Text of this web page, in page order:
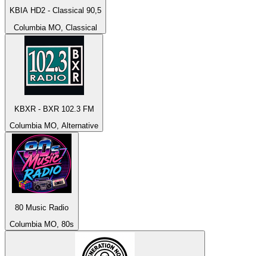
KBIA HD2 - Classical 90,5
Columbia MO, Classical
KBXR - BXR 102.3 FM
Columbia MO, Alternative
80 Music Radio
Columbia MO, 80s